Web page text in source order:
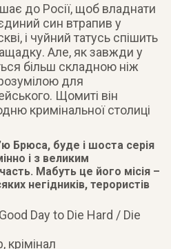
до Росії, щоб владнати
син втрапив у
і чуйний татусь спішить
Але, як завжди у
більш складною ніж
для
Щомиті він
кримінальної столиці
Брюса, буде і шоста серія
і з великим
Мабуть це його місія –
негідників, терористів
Day to Die Hard / Die
крімінал